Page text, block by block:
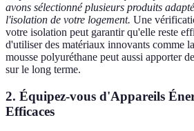
avons sélectionné plusieurs produits
l'isolation de votre logement. Une
votre isolation peut garantir qu'elle reste
d'utiliser des matériaux innovants comme
mousse polyuréthane peut aussi apporter
sur le long terme.
2. Équipez-vous d'Appareils
Efficaces